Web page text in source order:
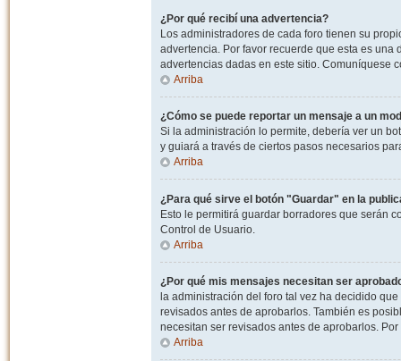
¿Por qué recibí una advertencia?
Los administradores de cada foro tienen su
advertencia. Por favor recuerde que esta es
advertencias dadas en este sitio. Comuníquese
Arriba
¿Cómo se puede reportar un mensaje a un
Si la administración lo permite, debería ver un
y guiará a través de ciertos pasos necesarios
Arriba
¿Para qué sirve el botón "Guardar" en la
Esto le permitirá guardar borradores que serán
Control de Usuario.
Arriba
¿Por qué mis mensajes necesitan ser
la administración del foro tal vez ha decidido
revisados antes de aprobarlos. También es
necesitan ser revisados antes de aprobarlos.
Arriba